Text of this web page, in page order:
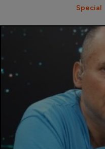
Special